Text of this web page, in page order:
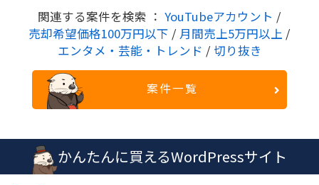
関連する案件を検索 ： YouTubeアカウント /
売却希望価格100万円以下 / 月間売上5万円以上 /
エンタメ・芸能・トレンド / 切り抜き
案件一覧
かんたんに買えるWordPressサイト